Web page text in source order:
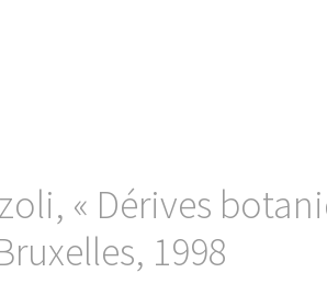
« Dérives
1998